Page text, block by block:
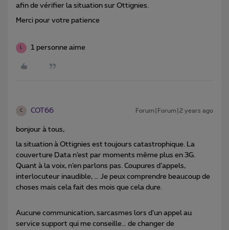
afin de vérifier la situation sur Ottignies.
Merci pour votre patience
L 1 personne aime
C COT66 Forum|Forum|2 years ago
bonjour à tous,
la situation à Ottignies est toujours catastrophique. La
couverture Data n’est par moments même plus en 3G.
Quant à la voix, n’en parlons pas. Coupures d’appels,
interlocuteur inaudible, … Je peux comprendre beaucoup de
choses mais cela fait des mois que cela dure.
Aucune communication, sarcasmes lors d’un appel au
service support qui me conseille… de changer de